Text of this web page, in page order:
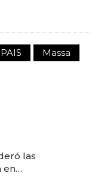
Massa
las
en